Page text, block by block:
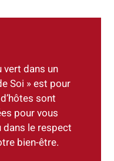
vert dans un
Soi » est pour
sont
pour vous
dans le respect
bien-être.